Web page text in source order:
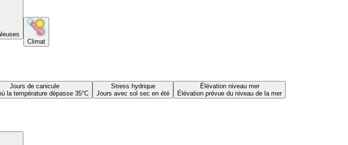
Climat
Jours de canicule
la température dépasse 35°C
Stress hydrique
Jours avec sol sec en été
Élévation niveau mer
Élévation prévue du niveau de la mer